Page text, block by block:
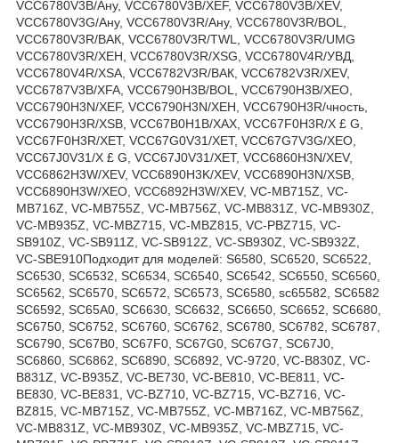
VCC6780V3B/Ану, VCC6780V3B/XEF, VCC6780V3B/XEV,
VCC6780V3G/Ану, VCC6780V3R/Ану, VCC6780V3R/BOL,
VCC6780V3R/ВАК, VCC6780V3R/TWL, VCC6780V3R/UMG
VCC6780V3R/XEH, VCC6780V3R/XSG, VCC6780V4R/УВД,
VCC6780V4R/XSA, VCC6782V3R/ВАК, VCC6782V3R/XEV,
VCC6787V3B/XFA, VCC6790H3B/BOL, VCC6790H3B/XEO,
VCC6790H3N/XEF, VCC6790H3N/XEH, VCC6790H3R/чность,
VCC6790H3R/XSB, VCC67B0H1B/XAX, VCC67F0H3R/Х £ G,
VCC67F0H3R/XET, VCC67G0V31/XET, VCC67G7V3G/XEO,
VCC67J0V31/Х £ G, VCC67J0V31/XET, VCC6860H3N/XEV,
VCC6862H3W/XEV, VCC6890H3K/XEV, VCC6890H3N/XSB,
VCC6890H3W/XEO, VCC6892H3W/XEV, VC-MB715Z, VC-
MB716Z, VC-MB755Z, VC-MB756Z, VC-MB831Z, VC-MB930Z,
VC-MB935Z, VC-MBZ715, VC-MBZ815, VC-PBZ715, VC-
SB910Z, VC-SB911Z, VC-SB912Z, VC-SB930Z, VC-SB932Z,
VC-SBE910Подходит для моделей: S6580, SC6520, SC6522,
SC6530, SC6532, SC6534, SC6540, SC6542, SC6550, SC6560,
SC6562, SC6570, SC6572, SC6573, SC6580, sc65582, SC6582
SC6592, SC65A0, SC6630, SC6632, SC6650, SC6652, SC6680,
SC6750, SC6752, SC6760, SC6762, SC6780, SC6782, SC6787,
SC6790, SC67B0, SC67F0, SC67G0, SC67G7, SC67J0,
SC6860, SC6862, SC6890, SC6892, VC-9720, VC-B830Z, VC-
B831Z, VC-B935Z, VC-BE730, VC-BE810, VC-BE811, VC-
BE830, VC-BE831, VC-BZ710, VC-BZ715, VC-BZ716, VC-
BZ815, VC-MB715Z, VC-MB755Z, VC-MB716Z, VC-MB756Z,
VC-MB831Z, VC-MB930Z, VC-MB935Z, VC-MBZ715, VC-